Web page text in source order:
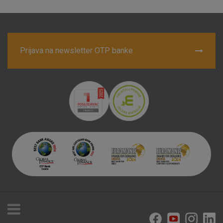
Prijava na newsletter OTP banke
za uslugama, kao što su postavke kolačića. Svoj preglednik
o njima, ali u tom slučaju neki dijelovi stranice neće raditi. Ti
identificirati.